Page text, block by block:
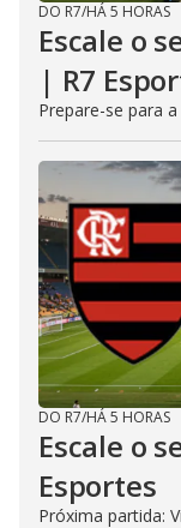
DO R7/HÁ 5 HORAS
Escale o
| R7
Prepare-se para
DO R7/HÁ 5 HORAS
Escale o
Esportes
Próxima partida: